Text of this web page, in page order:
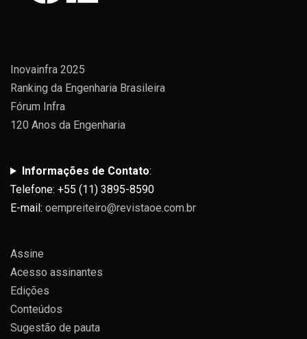
Inovainfra 2025
Ranking da Engenharia Brasileira
Fórum Infra
120 Anos da Engenharia
Informações de Contato:
Telefone: +55 (11) 3895-8590
E-mail: oempreiteiro@revistaoe.com.br
Assine
Acesso assinantes
Edições
Conteúdos
Sugestão de pauta